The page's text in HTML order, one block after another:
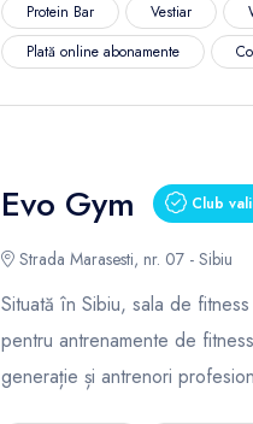
Protein Bar
Vestiar
Plată online abonamente
Evo Gym Club
Strada Marasesti, nr. 07 - Sibiu
Situată în Sibiu, sala de
pentru antrenamente de
generație și antrenori